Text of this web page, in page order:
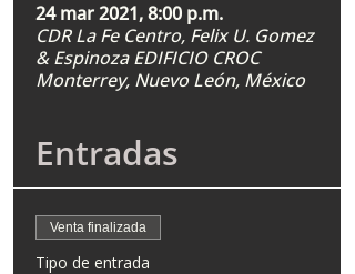
24 mar 2021, 8:00 p.m.
CDR La Fe Centro, Felix U. Gomez
& Espinoza EDIFICIO CROC
Monterrey, Nuevo León, México
Entradas
Venta finalizada
Tipo de entrada